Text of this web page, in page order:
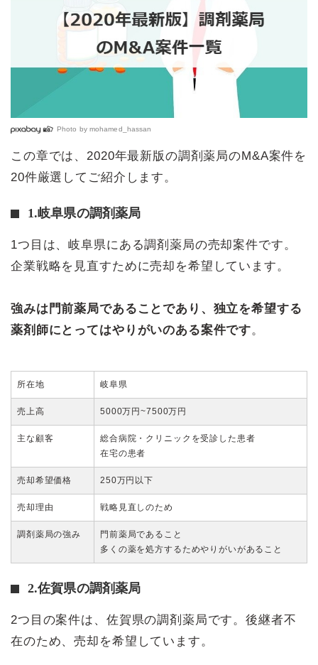
Photo by mohamed_hassan
この章では、2020年最新版の調剤薬局のM&A案件を
20件厳選してご紹介します。
1.岐阜県の調剤薬局
1つ目は、岐阜県にある調剤薬局の売却案件です。
企業戦略を見直すために売却を希望しています。
強みは門前薬局であることであり、独立を希望する
薬剤師にとってはやりがいのある案件です。
所在地 岐阜県
売上高 5000万円~7500万円
主な顧客
総合病院・クリニックを受診した患者
在宅の患者
売却希望価格 250万円以下
売却理由 戦略見直しのため
調剤薬局の強み
門前薬局であること
多くの薬を処方するためやりがいがあること
2.佐賀県の調剤薬局
2つ目の案件は、佐賀県の調剤薬局です。後継者不
在のため、売却を希望しています。